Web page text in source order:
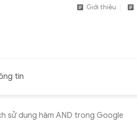
Giới thiệu
tin
sử dụng hàm AND trong Google